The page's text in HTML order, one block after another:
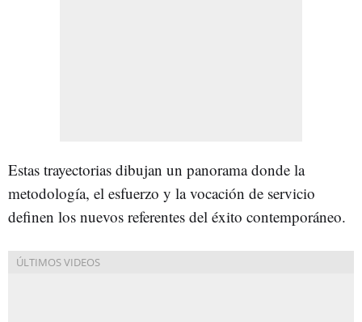
Estas trayectorias dibujan un panorama donde la
metodología, el esfuerzo y la vocación de servicio
definen los nuevos referentes del éxito contemporáneo.